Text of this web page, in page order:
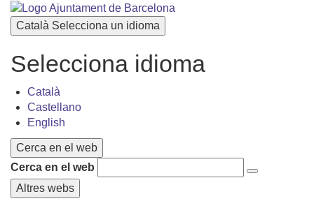
Català Selecciona un idioma
Selecciona idioma
Català
Castellano
English
Cerca en el web
Cerca en el web
Altres webs